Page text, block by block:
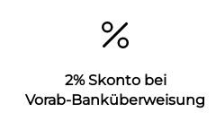
2% Skonto bei
Vorab-Banküberweisung